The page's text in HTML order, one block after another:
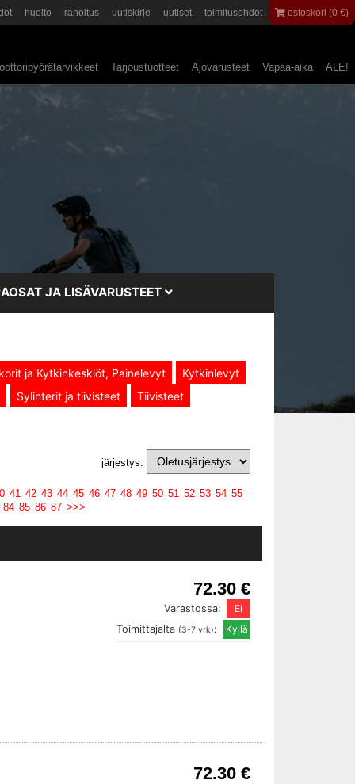
huolto rahoitus uutiskirje uutiset toimitusehdot ostoskori (0 €)
Tarjoustuotteet Ajovarusteet Vapaa-aika ALE!
JA LISÄVARUSTEET
ja Kytkinkeskiöt, Painelevyt
Kytkinlevyt
Sylinterit ja tiivisteet
Tiivisteet
järjestys:
41 42 43 44 45 46 47 48 49 50 51 52 53 54 55
84 85 86 87 >>>
72.30 €
Varastossa:
Toimittajalta (3-7 vrk):
72.30 €